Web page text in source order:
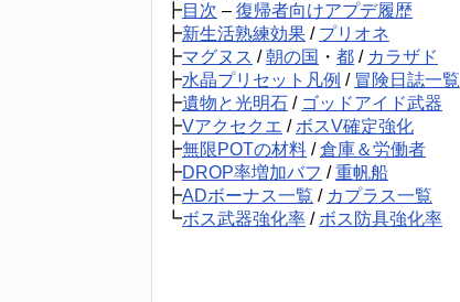
┣目次 – 復帰者向けアプデ履歴
┣新生活熟練効果 / プリオネ
┣マグヌス /朝の国 ・ 都 / カラザド
┣水晶プリセット凡例 / 冒険日誌一覧
┣遺物と光明石 / ゴッドアイド武器
┣Vアクセクエ / ボスV確定強化
┣無限POTの材料 /倉庫＆労働者
┣DROP率増加バフ /重帆船
┣ADボーナス一覧 / カプラス一覧
┗ボス武器強化率 / ボス防具強化率